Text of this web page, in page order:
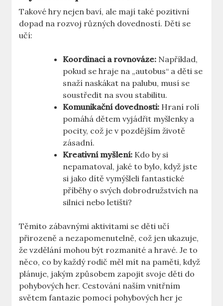
Takové hry nejen baví, ale mají také pozitivní
dopad na rozvoj různých dovedností. Děti se
učí:
Koordinaci a rovnováze: Například,
pokud se hraje na „autobus“ a děti se
snaží naskákat na palubu, musí se
soustředit na svou stabilitu.
Komunikační dovednosti: Hraní rolí
pomáhá dětem vyjádřit myšlenky a
pocity, což je v pozdějším životě
zásadní.
Kreativní myšlení: Kdo by si
nepamatoval, jaké to bylo, když jste
si jako dítě vymýšleli fantastické
příběhy o svých dobrodružstvích na
silnici nebo letišti?
Těmito zábavnými aktivitami se děti učí
přirozeně a nezapomenutelně, což jen ukazuje,
že vzdělání mohou být rozmanité a hravé. Je to
něco, co by každý rodič měl mít na paměti, když
plánuje, jakým způsobem zapojit svoje děti do
pohybových her. Cestování naším vnitřním
světem fantazie pomocí pohybových her je